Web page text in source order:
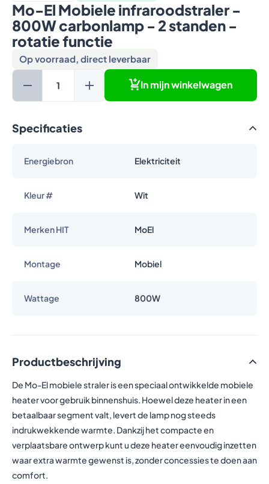
Mo-El Mobiele infraroodstraler -
800W carbonlamp - 2 standen -
rotatie functie
Op voorraad, direct leverbaar
In mijn winkelwagen
Specificaties
Energiebron Elektriciteit
Kleur # Wit
Merken HIT MoEl
Montage Mobiel
Wattage 800W
Productbeschrijving
De Mo-El mobiele straler is een speciaal ontwikkelde mobiele
heater voor gebruik binnenshuis. Hoewel deze heater in een
betaalbaar segment valt, levert de lamp nog steeds
indrukwekkende warmte. Dankzij het compacte en
verplaatsbare ontwerp kunt u deze heater eenvoudig inzetten
waar extra warmte gewenst is, zonder concessies te doen aan
comfort.